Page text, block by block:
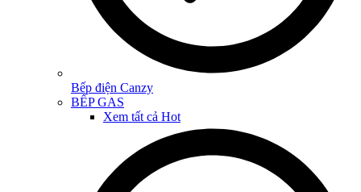
Bếp điện Canzy
BẾP GAS
Xem tất cả Hot